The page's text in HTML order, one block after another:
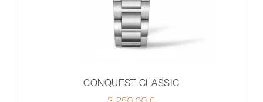
CONQUEST CLASSIC